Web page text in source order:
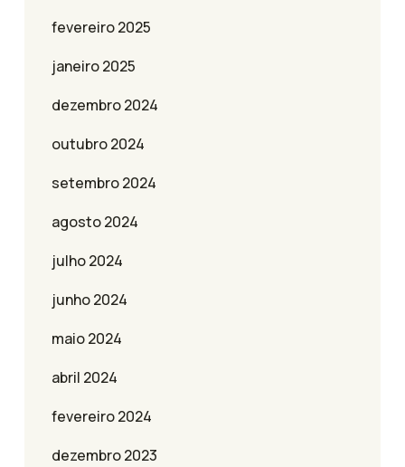
fevereiro 2025
janeiro 2025
dezembro 2024
outubro 2024
setembro 2024
agosto 2024
julho 2024
junho 2024
maio 2024
abril 2024
fevereiro 2024
dezembro 2023